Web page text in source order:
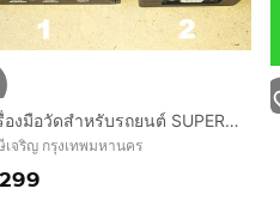
เครื่องมือวัดสำหรับรถยนต์ SUPERMIND BRAINWAVE SYNCHRONIZER MAGUS MG R18 DISPLAY BENZ BMW VOLVO RESET TOOL
เจริญ กรุงเทพมหานคร